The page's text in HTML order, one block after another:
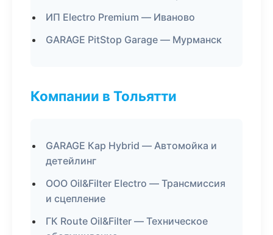
ИП Electro Premium — Иваново
GARAGE PitStop Garage — Мурманск
Компании в Тольятти
GARAGE Кар Hybrid — Автомойка и
детейлинг
ООО Oil&Filter Electro — Трансмиссия
и сцепление
ГК Route Oil&Filter — Техническое